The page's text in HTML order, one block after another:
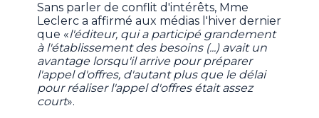
Sans parler de conflit d'intérêts, Mme
Leclerc a affirmé aux médias l'hiver dernier
que «l'éditeur, qui a participé grandement
à l'établissement des besoins (...) avait un
avantage lorsqu'il arrive pour préparer
l'appel d'offres, d'autant plus que le délai
pour réaliser l'appel d'offres était assez
court».